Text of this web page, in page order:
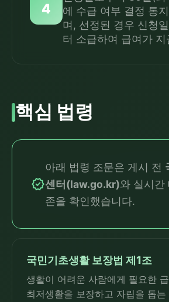
4
에 수급 여부 결정 통
며, 선정된 경우 신청
터 소급하여 급여가 지
핵심 법령
verified
아래 법령 조문은 게시 전
센터(law.go.kr)와 실시간
존을 확인했습니다.
국민기초생활 보장법 제1조
생활이 어려운 사람에게 필요한
최저생활을 보장하고 자립을 돕